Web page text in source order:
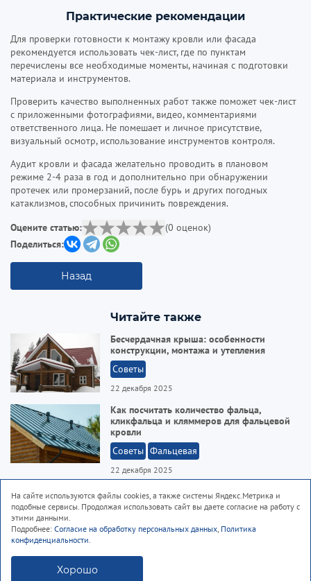
Практические рекомендации
Для проверки готовности к монтажу кровли или фасада
рекомендуется использовать чек-лист, где по пунктам
перечислены все необходимые моменты, начиная с подготовки
материала и инструментов.
Проверить качество выполненных работ также поможет чек-лист
с приложенными фотографиями, видео, комментариями
ответственного лица. Не помешает и личное присутствие,
визуальный осмотр, использование инструментов контроля.
Аудит кровли и фасада желательно проводить в плановом
режиме 2-4 раза в год и дополнительно при обнаружении
протечек или промерзаний, после бурь и других погодных
катаклизмов, способных причинить повреждения.
Оцените статью:
(0 оценок)
Поделиться:
Назад
Читайте также
Бесчердачная крыша: особенности
конструкции, монтажа и утепления
Советы
22 декабря 2025
Как посчитать количество фальца,
кликфальца и кляммеров для фальцевой
кровли
Советы Фальцевая
22 декабря 2025
Обрешетка под металлочерепицу:
размеры, монтаж, советы
На сайте используются файлы cookies, а также системы Яндекс.Метрика и
подобные сервисы. Продолжая использовать сайт вы даете согласие на работу с
этими данными.
Подробнее: Согласие на обработку персональных данных, Политика
конфиденциальности.
Хорошо